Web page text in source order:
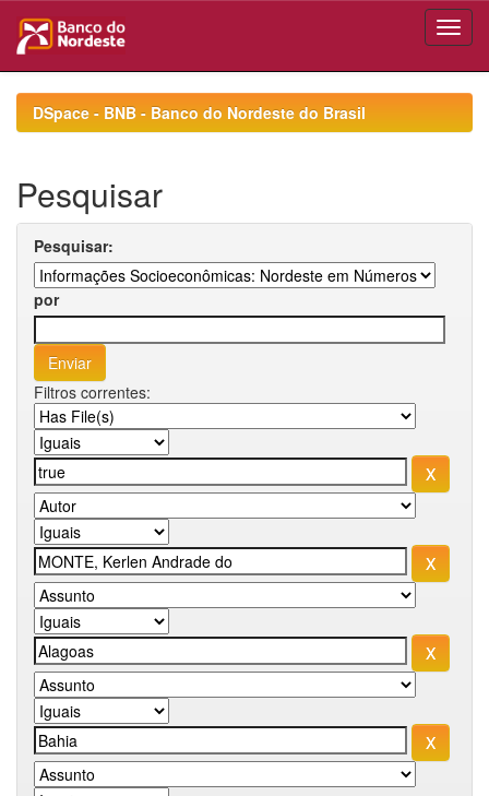
navigationDSpace - BNB - Banco do Nordeste do Brasil
Pesquisar
Pesquisar:
por
Filtros correntes: